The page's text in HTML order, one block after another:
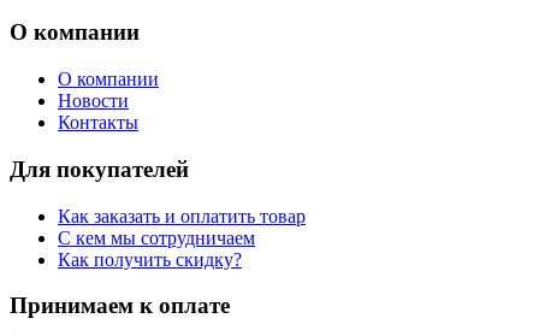
О компании
О компании
Новости
Контакты
Для покупателей
Как заказать и оплатить товар
С кем мы сотрудничаем
Как получить скидку?
Принимаем к оплате